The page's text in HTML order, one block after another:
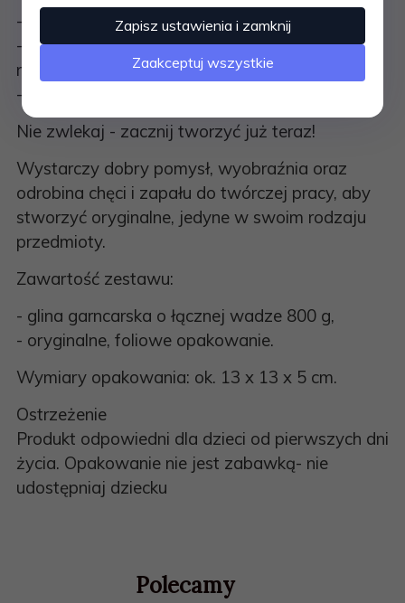
- wyobraźnię i kreatywność,
- zdolności manualne i koordynację zmysłowo-
ruchową,
- logiczne myślenie.
Nie zwlekaj - zacznij tworzyć już teraz!
Wystarczy dobry pomysł, wyobraźnia oraz
odrobina chęci i zapału do twórczej pracy, aby
stworzyć oryginalne, jedyne w swoim rodzaju
przedmioty.
Zawartość zestawu:
- glina garncarska o łącznej wadze 800 g,
- oryginalne, foliowe opakowanie.
Wymiary opakowania: ok. 13 x 13 x 5 cm.
Ostrzeżenie
Produkt odpowiedni dla dzieci od pierwszych dni
życia. Opakowanie nie jest zabawką- nie
udostępniaj dziecku
Polecamy
Zapisz ustawienia i zamknij
Zaakceptuj wszystkie